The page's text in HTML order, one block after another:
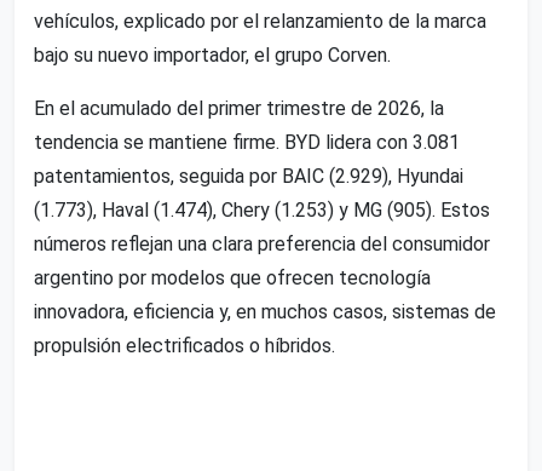
vehículos, explicado por el relanzamiento de la marca
bajo su nuevo importador, el grupo Corven.
En el acumulado del primer trimestre de 2026, la
tendencia se mantiene firme. BYD lidera con 3.081
patentamientos, seguida por BAIC (2.929), Hyundai
(1.773), Haval (1.474), Chery (1.253) y MG (905). Estos
números reflejan una clara preferencia del consumidor
argentino por modelos que ofrecen tecnología
innovadora, eficiencia y, en muchos casos, sistemas de
propulsión electrificados o híbridos.